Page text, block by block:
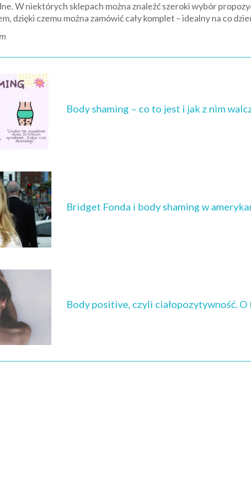
W niektórych sklepach można znaleźć szeroki wybór
dzięki czemu można zamówić cały komplet – idealny na co
Body shaming – co to jest i jak z nim
Bridget Fonda i body shaming w
Body positive, czyli ciałopozytywność.